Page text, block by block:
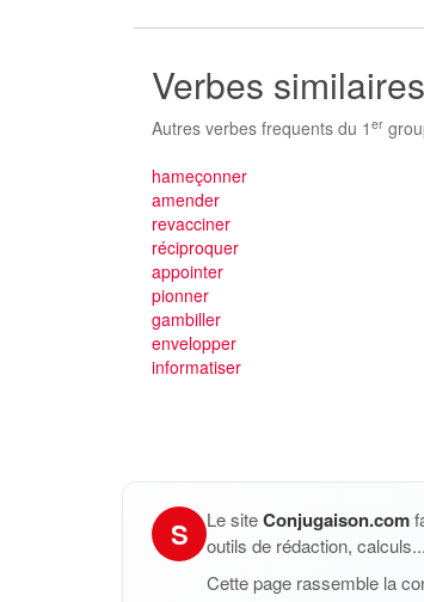
Verbes similaires
Autres verbes frequents du 1 er
hameçonner
amender
revacciner
réciproquer
appointer
pionner
gambiller
envelopper
informatiser
S Le siteConjugaison.com
outils de rédaction,
Cette page rassemble la